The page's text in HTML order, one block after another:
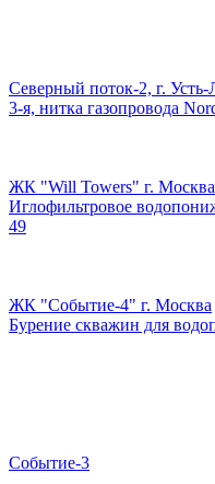
Северный поток-2, г. Усть-
3-я, нитка газопровода
ЖК "Will Towers" г. Москва
Иглофильтровое
49
ЖК "Событие-4" г. Москва
Бурение скважин для
Событие-3